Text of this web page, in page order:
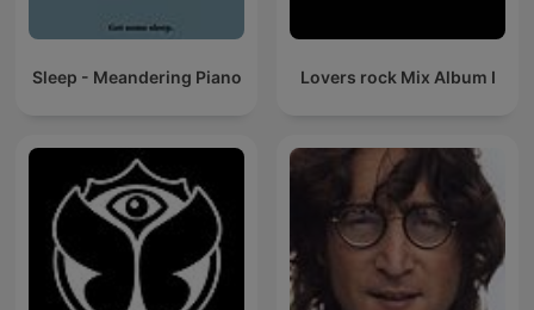
Sleep - Meandering Piano Lovers rock Mix Album I